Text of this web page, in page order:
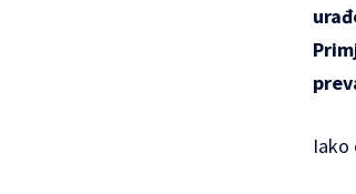
Iako